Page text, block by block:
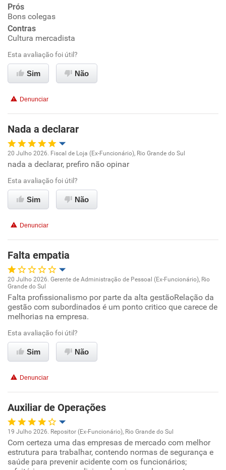
Conciliação com a vida familiar
Benefícios
Recomenda esta empresa
Prós
Bons colegas
Contras
Cultura mercadista
Esta avaliação foi útil?
Sim Não
Denunciar
Nada a declarar
Oportunidade de promoção
Ambiente de trabalho
Benefícios
Recomenda esta empresa
Recomenda a diretoria
20 Julho 2026. Fiscal de Loja (Ex-Funcionário), Rio Grande do Sul
nada a declarar, prefiro não opinar
Esta avaliação foi útil?
Sim Não
Denunciar
Falta empatia
Oportunidade de promoção
Ambiente de trabalho
Conciliação com a vida familiar
Não recomenda esta empresa
Não recomenda a diretoria
20 Julho 2026. Gerente de Administração de Pessoal (Ex-Funcionário), Rio
Grande do Sul
Falta profissionalismo por parte da alta gestãoRelação da
gestão com subordinados é um ponto critico que carece de
melhorias na empresa.
Esta avaliação foi útil?
Sim Não
Denunciar
Auxiliar de Operações
Oportunidade de promoção
Ambiente de trabalho
19 Julho 2026. Repositor (Ex-Funcionário), Rio Grande do Sul
Com certeza uma das empresas de mercado com melhor
estrutura para trabalhar, contendo normas de segurança e
saúde para prevenir acidente com os funcionários;